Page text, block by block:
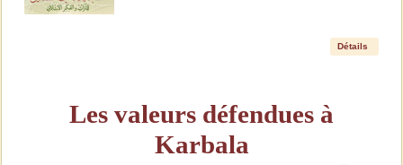
Détails
Les valeurs défendues à
Karbala